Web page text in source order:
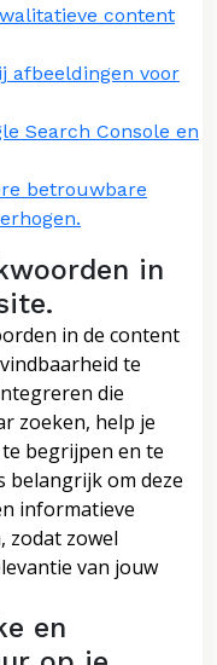
content
afbeeldingen voor
Search Console en
betrouwbare
in
in de content
te
die
zoeken, help je
begrijpen en te
belangrijk om deze
informatieve
zodat zowel
van jouw
en